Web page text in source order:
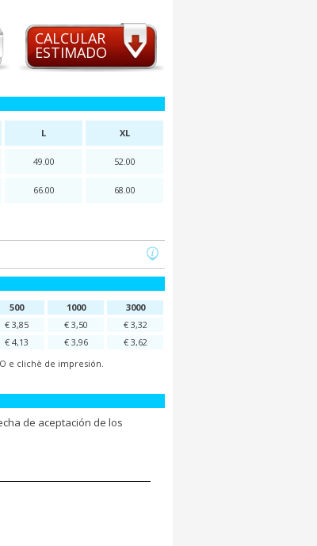
CALCULAR
ESTIMADO
L XL
49.00 52.00
66.00 68.00
500 1000
3000
€ 3,85 € 3,50
€ 3,32
€ 4,13 € 3,96
€ 3,62
e clichè de impresión.
de aceptación de los